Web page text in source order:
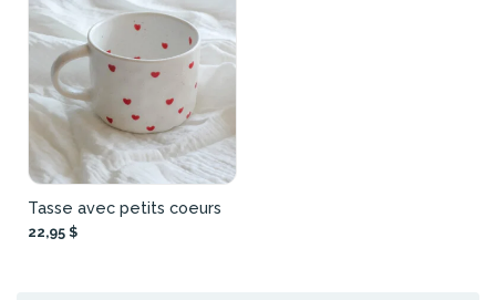
Tasse avec petits coeurs
22,95 $